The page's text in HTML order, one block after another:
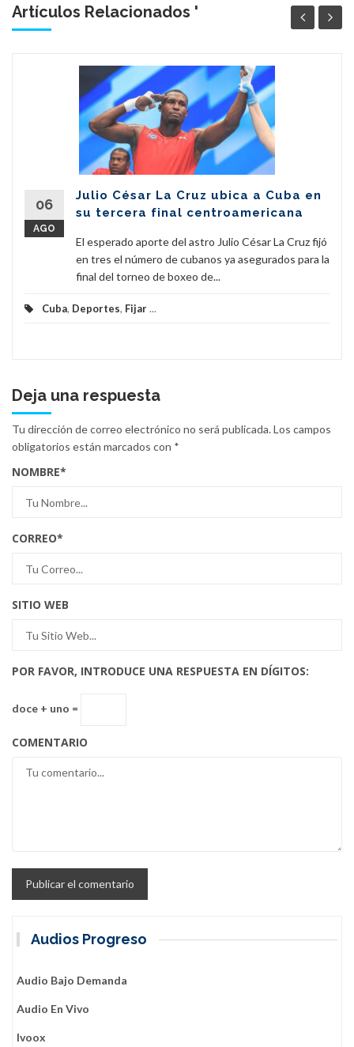
Artículos Relacionados '
06
AGO
Julio César La Cruz ubica a Cuba en
su tercera final centroamericana
El esperado aporte del astro Julio César La Cruz fijó
en tres el número de cubanos ya asegurados para la
final del torneo de boxeo de...
Cuba, Deportes, Fijar...
Deja una respuesta
Tu dirección de correo electrónico no será publicada.Los campos
obligatorios están marcados con *
NOMBRE*
CORREO*
SITIO WEB
POR FAVOR, INTRODUCE UNA RESPUESTA EN DÍGITOS:
doce + uno =
COMENTARIO
Audios Progreso
Audio Bajo Demanda
Audio En Vivo
Ivoox